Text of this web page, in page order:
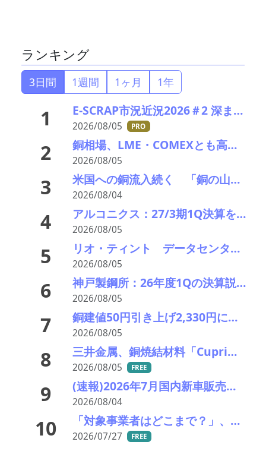
ランキング
3日間 1週間 1ヶ月 1年
1 E-SCRAP市況近況2026＃2 深まりゆくそれぞれの秋景色!?――ＪＸ金属、三菱マテリアルのいま
2026/08/05 PRO
2 銅相場、LME・COMEXとも高値更新 米国向け流入と中国の供給逼迫が相場押し上げ
2026/08/05
3 米国への銅流入続く 「銅の山」はCOMEXだけでは見えない
2026/08/04
4 アルコニクス：27/3期1Q決算を発表。業績見通し、配当を修正
2026/08/05
5 リオ・ティント データセンターブームにおける自社の優位性を強調 銅やアルミニウム事業の伸び背景に
2026/08/05
6 神戸製鋼所：26年度1Qの決算説明会を開催。売上高のみ上方修正だが・・・
2026/08/05
7 銅建値50円引き上げ2,330円に 中東緊張緩和期待でLME続伸、円高も一服
2026/08/05
8 三井金属、銅焼結材料「Cuprima」が初の量産採用決定
2026/08/05 FREE
9 (速報)2026年7月国内新車販売 41万7千台 前年同月比7%増加 4か月連続プラス
2026/08/04
10 「対象事業者はどこまで？」、残り２年半で細部の詰め急ぐ――環境省、第１回スクラップヤード環境対策技術検討会
2026/07/27 FREE